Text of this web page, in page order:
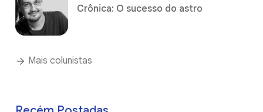
Crônica: O sucesso do astro
Mais colunistas